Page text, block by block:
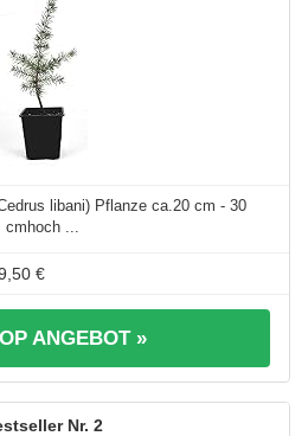
libani) Pflanze ca.20 cm - 30
cmhoch ...
€
ANGEBOT »
2